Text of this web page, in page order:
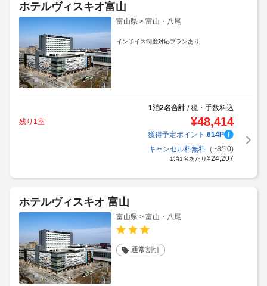
ホテルヴィスキオ富山
富山県 > 富山・八尾
インボイス制度対応プランあり
1泊2名合計/税・手数料込
残り1室
¥48,414
獲得予定ポイント:614P
キャンセル料無料（~8/10)
1泊1名あたり¥24,207
ホテルヴィスキオ 富山
富山県 > 富山・八尾
通常割引